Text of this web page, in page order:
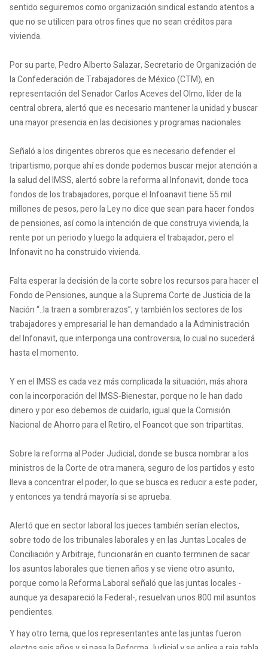
sentido seguiremos como organización sindical estando atentos a
que no se utilicen para otros fines que no sean créditos para
vivienda.
Por su parte, Pedro Alberto Salazar, Secretario de Organización de
la Confederación de Trabajadores de México (CTM), en
representación del Senador Carlos Aceves del Olmo, líder de la
central obrera, alertó que es necesario mantener la unidad y buscar
una mayor presencia en las decisiones y programas nacionales.
Señaló a los dirigentes obreros que es necesario defender el
tripartismo, porque ahí es donde podemos buscar mejor atención a
la salud del IMSS, alertó sobre la reforma al Infonavit, donde toca
fondos de los trabajadores, porque el Infoanavit tiene 55 mil
millones de pesos, pero la Ley no dice que sean para hacer fondos
de pensiones, así como la intención de que construya vivienda, la
rente por un periodo y luego la adquiera el trabajador, pero el
Infonavit no ha construido vivienda.
Falta esperar la decisión de la corte sobre los recursos para hacer el
Fondo de Pensiones, aunque a la Suprema Corte de Justicia de la
Nación “..la traen a sombrerazos”, y también los sectores de los
trabajadores y empresarial le han demandado a la Administración
del Infonavit, que interponga una controversia, lo cual no sucederá
hasta el momento.
Y en el IMSS es cada vez más complicada la situación, más ahora
con la incorporación del IMSS-Bienestar, porque no le han dado
dinero y por eso debemos de cuidarlo, igual que la Comisión
Nacional de Ahorro para el Retiro, el Foancot que son tripartitas.
Sobre la reforma al Poder Judicial, donde se busca nombrar a los
ministros de la Corte de otra manera, seguro de los partidos y esto
lleva a concentrar el poder, lo que se busca es reducir a este poder,
y entonces ya tendrá mayoría si se aprueba.
Alertó que en sector laboral los jueces también serían electos,
sobre todo de los tribunales laborales y en las Juntas Locales de
Conciliación y Arbitraje, funcionarán en cuanto terminen de sacar
los asuntos laborales que tienen años y se viene otro asunto,
porque como la Reforma Laboral señaló que las juntas locales -
aunque ya desapareció la Federal-, resuelvan unos 800 mil asuntos
pendientes.
Y hay otro tema, que los representantes ante las juntas fueron